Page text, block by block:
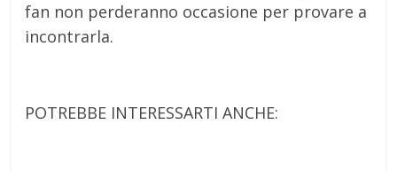
fan non perderanno occasione per provare a
incontrarla.
POTREBBE INTERESSARTI ANCHE: